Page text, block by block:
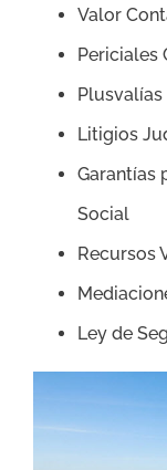
Valor
Periciales
Plusvalías
Litigios
Garantías
Social
Recursos
Ley de